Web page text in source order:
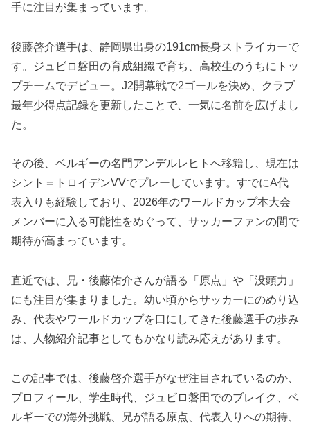
手に注目が集まっています。
後藤啓介選手は、静岡県出身の191cm長身ストライカーで
す。ジュビロ磐田の育成組織で育ち、高校生のうちにトッ
プチームでデビュー。J2開幕戦で2ゴールを決め、クラブ
最年少得点記録を更新したことで、一気に名前を広げまし
た。
その後、ベルギーの名門アンデルレヒトへ移籍し、現在は
シント＝トロイデンVVでプレーしています。すでにA代
表入りも経験しており、2026年のワールドカップ本大会
メンバーに入る可能性をめぐって、サッカーファンの間で
期待が高まっています。
直近では、兄・後藤佑介さんが語る「原点」や「没頭力」
にも注目が集まりました。幼い頃からサッカーにのめり込
み、代表やワールドカップを口にしてきた後藤選手の歩み
は、人物紹介記事としてもかなり読み応えがあります。
この記事では、後藤啓介選手がなぜ注目されているのか、
プロフィール、学生時代、ジュビロ磐田でのブレイク、ベ
ルギーでの海外挑戦、兄が語る原点、代表入りへの期待、